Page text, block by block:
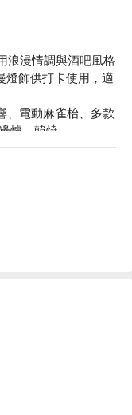
浪漫情調與酒吧風格
燈飾供打卡使用，適
、電動麻雀枱、多款
爐、韓燒